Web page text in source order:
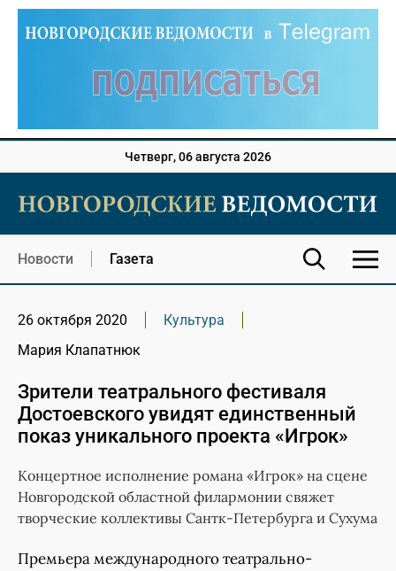
Четверг, 06 августа 2026
Новости Газета
26 октября 2020
Культура
Мария Клапатнюк
Зрители театрального фестиваля
Достоевского увидят единственный
показ уникального проекта «Игрок»
Концертное исполнение романа «Игрок» на сцене
Новгородской областной филармонии свяжет
творческие коллективы Сантк-Петербурга и Сухума
Премьера международного театрально-